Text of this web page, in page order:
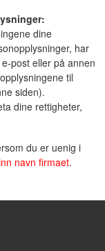
dine
har
post eller på annen
til
siden).
dine rettigheter,
du er uenig i
navn firmaet.